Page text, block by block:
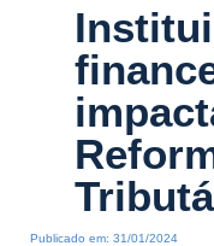
Publicado em: 31/01/2024